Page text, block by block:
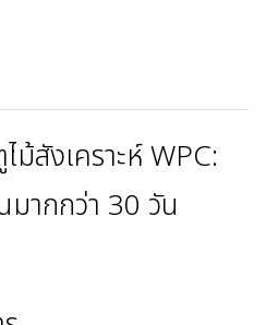
สังเคราะห์ WPC:
มากกว่า 30 วัน